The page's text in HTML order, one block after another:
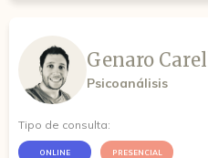
Genaro
Psicoanálisis
Tipo de consulta:
ONLINE PRESENCIAL